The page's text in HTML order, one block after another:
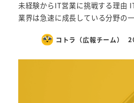
未経験からIT営業に挑戦する理
業界は急速に成長している分野の
コトラ（広報チーム）